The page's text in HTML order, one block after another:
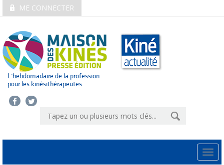
ME CONNECTER
L’hebdomadaire de la profession
pour les kinésithérapeutes